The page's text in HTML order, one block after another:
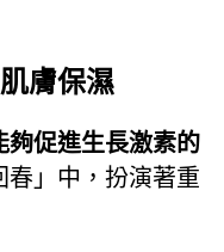
膚保濕
夠促進生長激素的
春」中，扮演著重